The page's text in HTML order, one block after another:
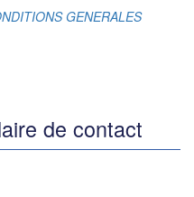
GENERALES
de contact